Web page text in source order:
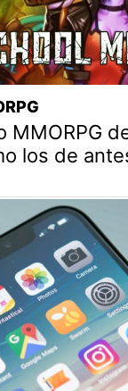
MMORPG
los de